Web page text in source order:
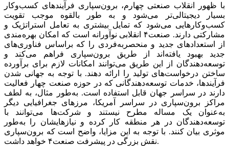
با ظهور انقلاب صنعتی‌‌‌ چهارم، برون‌سپاری فرآیندهای کسب‌وکار
بسیار دیجیتالی‌‌‌تر می‌شود و به‌‌‌ طور بالقوه موجب‌‌‌ تقویت‌‌‌
کسب‌وکارهایی‌‌‌ می‌شود که‌‌‌ تمایل‌‌‌ بیشتری به‌‌‌ تعامل‌‌‌ استراتژیک‌‌‌ و
مشارکتی‌‌‌ دارند. صنعت۴‌‌‌ انقلابی نوآورانه‌‌‌ است‌‌‌ که‌‌‌ امکان بهره‌مندی
از استعدادهای جدید و منحصربه‌فردی را که‌‌‌ براساس فناوری‌های
جدید بهبود یافته‌‌‌اند از طریق‌‌‌ برون‌سپاری فراهم‌‌‌ می‌کند و
توسعه‌‌‌دهندگان از این‌‌‌ طریق‌‌‌ می‌‌‌توانند امکانات لازم برای برآورده
ساختن‌‌‌ درخواست‌‌‌های تولید را ارائه‌‌‌ دهند. با توجه‌‌‌ به‌‌‌ جهانی‌‌‌ شدن
فرآیندها، خدمات توسعه‌‌‌‌دهندگانی‌‌‌ که‌‌‌ در حوزه صنعت‌‌‌ چهار فعالیت‌‌‌
دارند در سراسر جهان قابل‌‌‌ استفاده است‌‌‌. به‌‌‌‌طور مثال، به‌‌‌ لطف‌‌‌
مراکز برون‌سپاری در سراسر آمریکا، مرزهای جغرافیایی‌‌‌ دیگر
به‌عنوان یک‌‌‌ مساله‌‌‌ مطرح نیستند و شرکت‌ها می‌‌‌توانند با
توسعه‌‌‌دهندگان در هر منطقه‌‌‌ کار کرده و نیازهایشان را به‌‌‌طور
موثری بیان کنند. با توجه‌‌‌ به‌‌‌ این‌‌‌ مزایا، واضح‌‌‌ است‌‌‌ که‌‌‌ برون‌سپاری
نقش‌‌‌ بزرگی‌‌‌ در پیشرفت‌‌‌ صنعت۴ خواهد داشت‌‌‌.